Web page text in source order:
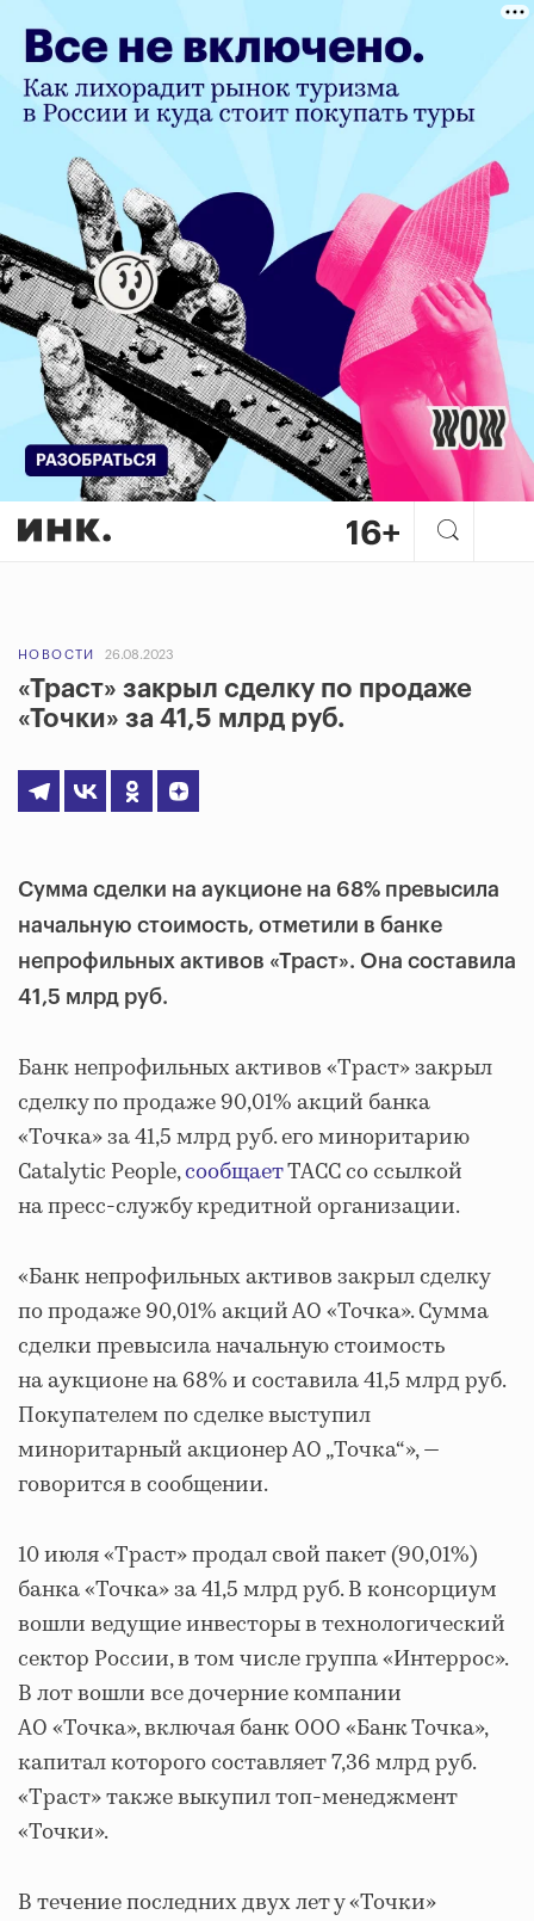
НОВОСТИ 26.08.2023
«Траст» закрыл сделку по продаже
«Точки» за 41,5 млрд руб.
Сумма сделки на аукционе на 68% превысила
начальную стоимость, отметили в банке
непрофильных активов «Траст». Она составила
41,5 млрд руб.
Банк непрофильных активов «Траст» закрыл
сделку по продаже 90,01% акций банка
«Точка» за 41,5 млрд руб. его миноритарию
Catalytic People,сообщаетТАСС со ссылкой
на пресс-службу кредитной организации.
«Банк непрофильных активов закрыл сделку
по продаже 90,01% акций АО «Точка». Сумма
сделки превысила начальную стоимость
на аукционе на 68% и составила 41,5 млрд руб.
Покупателем по сделке выступил
миноритарный акционер АО „Точка“», —
говорится в сообщении.
10 июля «Траст» продал свой пакет (90,01%)
банка «Точка» за 41,5 млрд руб. В консорциум
вошли ведущие инвесторы в технологический
сектор России, в том числе группа «Интеррос».
В лот вошли все дочерние компании
АО «Точка», включая банк ООО «Банк Точка»,
капитал которого составляет 7,36 млрд руб.
«Траст» также выкупил топ-менеджмент
«Точки».
В течение последних двух лет у «Точки»